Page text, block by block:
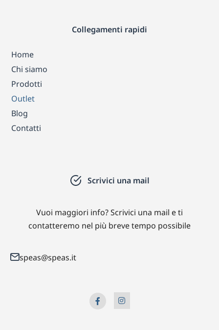
Collegamenti rapidi
Home
Chi siamo
Prodotti
Outlet
Blog
Contatti
Scrivici una mail
Vuoi maggiori info? Scrivici una mail e ti
contatteremo nel più breve tempo possibile
speas@speas.it